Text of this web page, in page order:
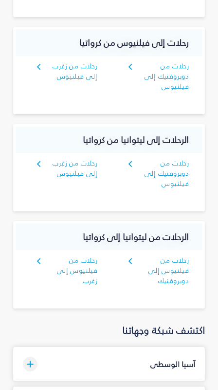
رحلات إلى فيلنيوس من كرواتيا
رحلات من
دوبروفنيك إلى
فيلنيوس
رحلات من زغرب
إلى فيلنيوس
الرحلات إلى ليتوانيا من كرواتيا
رحلات من
دوبروفنيك إلى
فيلنيوس
رحلات من زغرب
إلى فيلنيوس
الرحلات من ليتوانيا إلى كرواتيا
رحلات من
فيلنيوس إلى
دوبروفنيك
رحلات من
فيلنيوس إلى
زغرب
اكتشف شبكة وجهاتنا
آسيا الوسطى